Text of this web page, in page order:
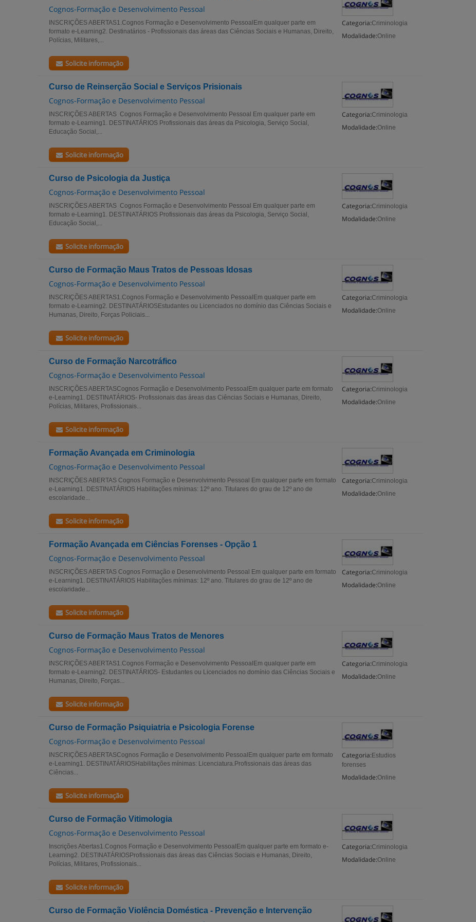
Cognos-Formação e Desenvolvimento Pessoal
Categoria:Criminologia
Modalidade:Online
INSCRIÇÕES ABERTAS1.Cognos Formação e Desenvolvimento PessoalEm qualquer parte em
formato e-Learning2. Destinatários - Profissionais das áreas das Ciências Sociais e Humanas, Direito,
Polícias, Militares,...
Solicite informação
Curso de Reinserção Social e Serviços Prisionais
Cognos-Formação e Desenvolvimento Pessoal
Categoria:Criminologia
Modalidade:Online
INSCRIÇÕES ABERTAS Cognos Formação e Desenvolvimento Pessoal Em qualquer parte em
formato e-Learning1. DESTINATÁRIOS Profissionais das áreas da Psicologia, Serviço Social,
Educação Social,...
Solicite informação
Curso de Psicologia da Justiça
Cognos-Formação e Desenvolvimento Pessoal
Categoria:Criminologia
Modalidade:Online
INSCRIÇÕES ABERTAS Cognos Formação e Desenvolvimento Pessoal Em qualquer parte em
formato e-Learning1. DESTINATÁRIOS Profissionais das áreas da Psicologia, Serviço Social,
Educação Social,...
Solicite informação
Curso de Formação Maus Tratos de Pessoas Idosas
Cognos-Formação e Desenvolvimento Pessoal
Categoria:Criminologia
Modalidade:Online
INSCRIÇÕES ABERTAS1.Cognos Formação e Desenvolvimento PessoalEm qualquer parte em
formato e-Learning2. DESTINATÁRIOSEstudantes ou Licenciados no domínio das Ciências Sociais e
Humanas, Direito, Forças Policiais...
Solicite informação
Curso de Formação Narcotráfico
Cognos-Formação e Desenvolvimento Pessoal
Categoria:Criminologia
Modalidade:Online
INSCRIÇÕES ABERTASCognos Formação e Desenvolvimento PessoalEm qualquer parte em formato
e-Learning1. DESTINATÁRIOS- Profissionais das áreas das Ciências Sociais e Humanas, Direito,
Polícias, Militares, Profissionais...
Solicite informação
Formação Avançada em Criminologia
Cognos-Formação e Desenvolvimento Pessoal
Categoria:Criminologia
Modalidade:Online
INSCRIÇÕES ABERTAS Cognos Formação e Desenvolvimento Pessoal Em qualquer parte em formato
e-Learning1. DESTINATÁRIOS Habilitações mínimas: 12º ano. Titulares do grau de 12º ano de
escolaridade...
Solicite informação
Formação Avançada em Ciências Forenses - Opção 1
Cognos-Formação e Desenvolvimento Pessoal
Categoria:Criminologia
Modalidade:Online
INSCRIÇÕES ABERTAS Cognos Formação e Desenvolvimento Pessoal Em qualquer parte em formato
e-Learning1. DESTINATÁRIOS Habilitações mínimas: 12º ano. Titulares do grau de 12º ano de
escolaridade...
Solicite informação
Curso de Formação Maus Tratos de Menores
Cognos-Formação e Desenvolvimento Pessoal
Categoria:Criminologia
Modalidade:Online
INSCRIÇÕES ABERTAS1.Cognos Formação e Desenvolvimento PessoalEm qualquer parte em
formato e-Learning2. DESTINATÁRIOS- Estudantes ou Licenciados no domínio das Ciências Sociais e
Humanas, Direito, Forças...
Solicite informação
Curso de Formação Psiquiatria e Psicologia Forense
Cognos-Formação e Desenvolvimento Pessoal
Categoria: Estudios
forenses
Modalidade:Online
INSCRIÇÕES ABERTASCognos Formação e Desenvolvimento PessoalEm qualquer parte em formato
e-Learning1. DESTINATÁRIOSHabilitações mínimas: Licenciatura.Profissionais das áreas das
Ciências...
Solicite informação
Curso de Formação Vitimologia
Cognos-Formação e Desenvolvimento Pessoal
Categoria:Criminologia
Modalidade:Online
Inscrições Abertas1.Cognos Formação e Desenvolvimento PessoalEm qualquer parte em formato e-
Learning2. DESTINATÁRIOSProfissionais das áreas das Ciências Sociais e Humanas, Direito,
Polícias, Militares, Profissionais...
Solicite informação
Curso de Formação Violência Doméstica - Prevenção e Intervenção